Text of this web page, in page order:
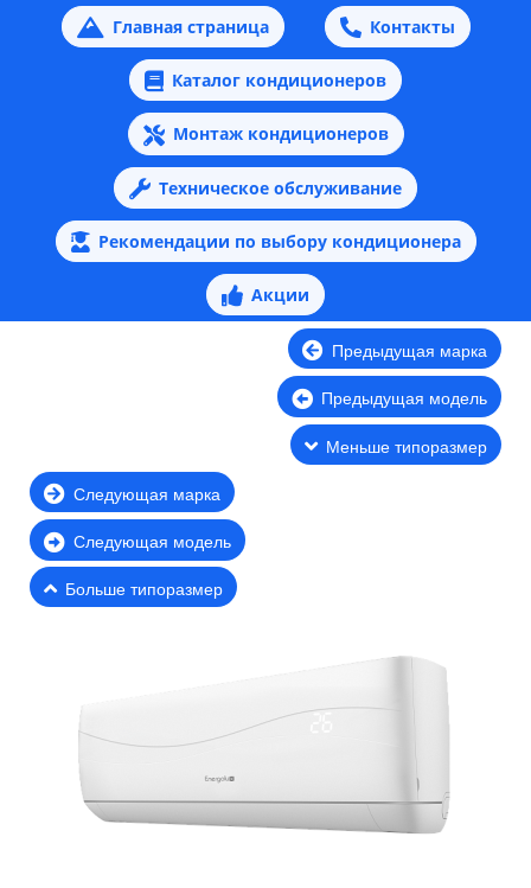
Главная страница Контакты
Каталог кондиционеров
Монтаж кондиционеров
Техническое обслуживание
Рекомендации по выбору кондиционера
Акции
Предыдущая марка
Предыдущая модель
Меньше типоразмер
Следующая марка
Следующая модель
Больше типоразмер